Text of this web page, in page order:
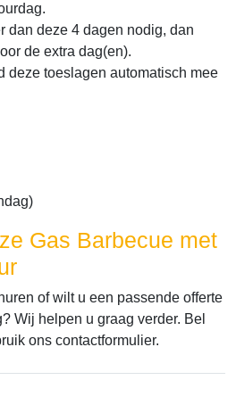
dan deze 4 dagen nodig, dan
de extra dag(en).
deze toeslagen automatisch mee
Gas Barbecue met
of wilt u een passende offerte
Wij helpen u graag verder. Bel
ons contactformulier.